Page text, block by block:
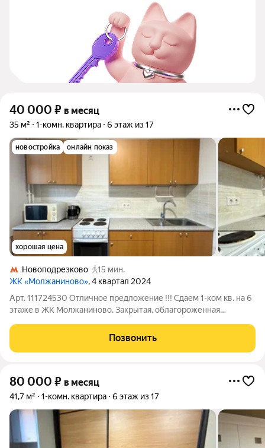
40 000 ₽ в месяц
35 м² 1-комн. квартира 6 этаж из 17
новостройка онлайн показ
хорошая цена
Новоподрезково
15 мин.
ЖК «Молжаниново», 4 квартал 2024
Арт. 111724530 Отличное предложение !!! Сдаем 1-ком кв. на 6
этаже в ЖК Молжаниново. Зaкрытaя, облaгoроженная
Можно с детьми! Можно с животными приученными к лотку.
На первом этаже работает
Позвонить
80 000 ₽ в месяц
41,7 м² 1-комн. квартира 6 этаж из 17